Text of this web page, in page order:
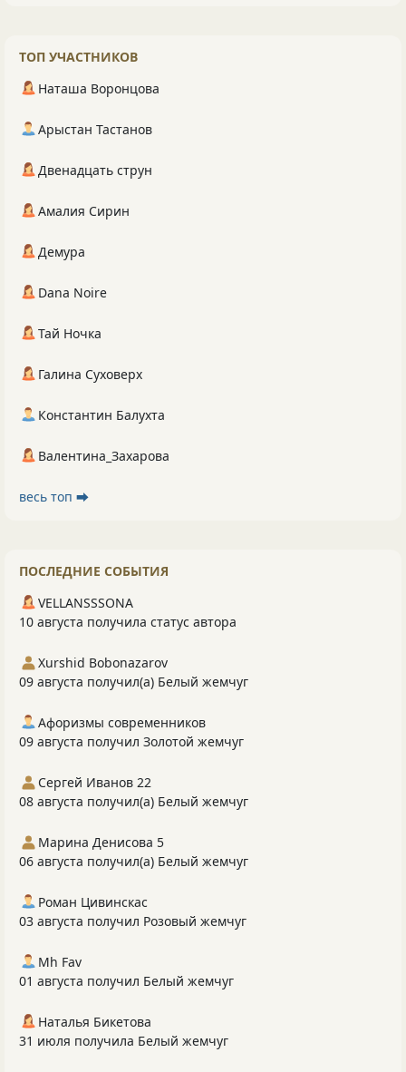
ТОП УЧАСТНИКОВ
Наташа Воронцова
Арыстан Тастанов
Двенадцать струн
Амалия Сирин
Демура
Dana Noire
Тай Ночка
Галина Суховерх
Константин Балухта
Валентина_Захарова
весь топ ⮕
ПОСЛЕДНИЕ СОБЫТИЯ
VELLANSSSONA
10 августа получила статус автора
Xurshid Bobonazarov
09 августа получил(а) Белый жемчуг
Афоризмы современников
09 августа получил Золотой жемчуг
Сергей Иванов 22
08 августа получил(а) Белый жемчуг
Марина Денисова 5
06 августа получил(а) Белый жемчуг
Роман Цивинскас
03 августа получил Розовый жемчуг
Mh Fav
01 августа получил Белый жемчуг
Наталья Бикетова
31 июля получила Белый жемчуг